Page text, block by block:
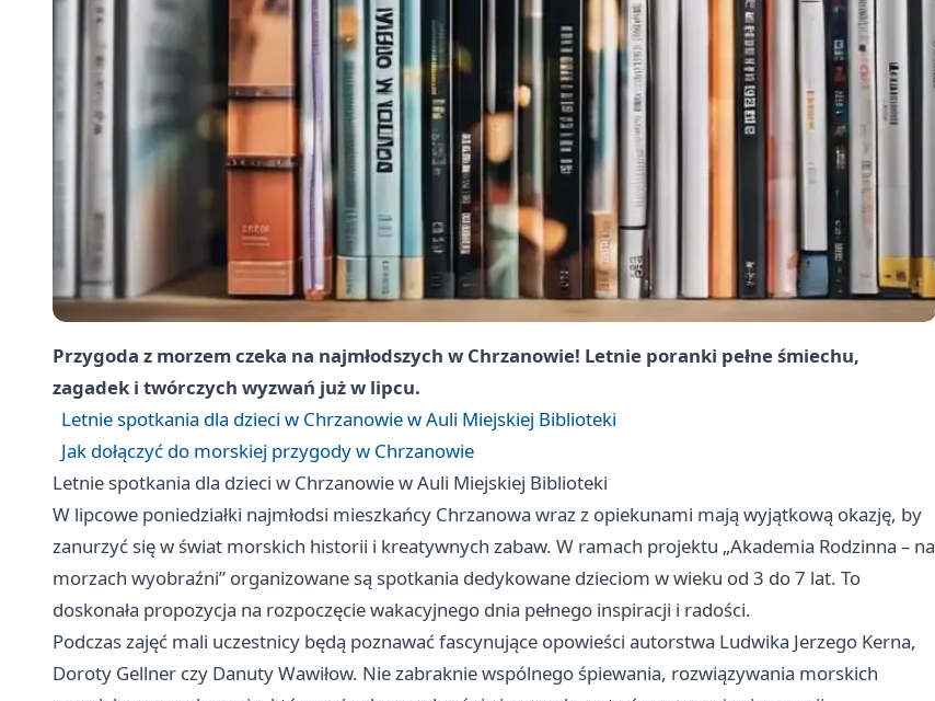
Przygoda z morzem czeka na najmłodszych w Chrzanowie! Letnie poranki pełne śmiechu,
zagadek i twórczych wyzwań już w lipcu.
Letnie spotkania dla dzieci w Chrzanowie w Auli Miejskiej Biblioteki
Jak dołączyć do morskiej przygody w Chrzanowie
Letnie spotkania dla dzieci w Chrzanowie w Auli Miejskiej Biblioteki
W lipcowe poniedziałki najmłodsi mieszkańcy Chrzanowa wraz z opiekunami mają wyjątkową okazję, by
zanurzyć się w świat morskich historii i kreatywnych zabaw. W ramach projektu „Akademia Rodzinna – na
morzach wyobraźni” organizowane są spotkania dedykowane dzieciom w wieku od 3 do 7 lat. To
doskonała propozycja na rozpoczęcie wakacyjnego dnia pełnego inspiracji i radości.
Podczas zajęć mali uczestnicy będą poznawać fascynujące opowieści autorstwa Ludwika Jerzego Kerna,
Doroty Gellner czy Danuty Wawiłow. Nie zabraknie wspólnego śpiewania, rozwiązywania morskich